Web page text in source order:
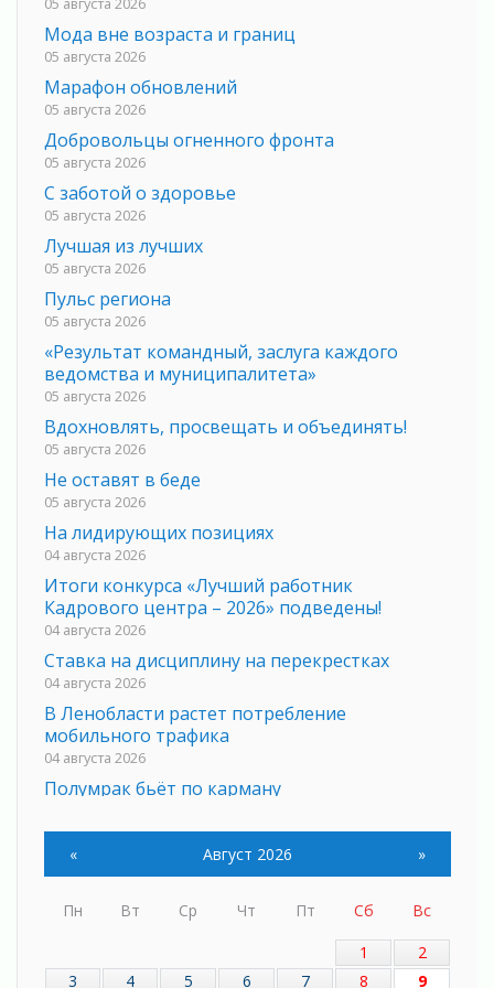
Мода вне возраста и границ
05 августа 2026
Марафон обновлений
05 августа 2026
Добровольцы огненного фронта
05 августа 2026
С заботой о здоровье
05 августа 2026
Лучшая из лучших
05 августа 2026
Пульс региона
05 августа 2026
«Результат командный, заслуга каждого
ведомства и муниципалитета»
05 августа 2026
Вдохновлять, просвещать и объединять!
05 августа 2026
Не оставят в беде
05 августа 2026
На лидирующих позициях
04 августа 2026
Итоги конкурса «Лучший работник
Кадрового центра – 2026» подведены!
04 августа 2026
Ставка на дисциплину на перекрестках
04 августа 2026
В Ленобласти растет потребление
мобильного трафика
04 августа 2026
Полумрак бьёт по карману
04 августа 2026
04 августа 2026
04 августа 2026
« Август 2026 »
Пн Вт Ср Чт Пт Сб
Вс
1
2
3
4 5 6 7 8
9